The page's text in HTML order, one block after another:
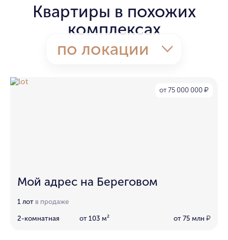
Квартиры в похожих
комплексах
по локации
от 75 000 000 ₽
Мой адрес на Береговом
1 лот в продаже
2-комнатная от 103 м² от 75 млн ₽